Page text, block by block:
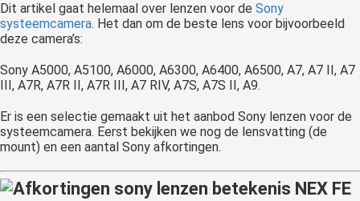
Dit artikel gaat helemaal over lenzen voor de Sony
systeemcamera. Het dan om de beste lens voor bijvoorbeeld
deze camera’s:
Sony A5000, A5100, A6000, A6300, A6400, A6500, A7, A7 II, A7
III, A7R, A7R II, A7R III, A7 RIV, A7S, A7S II, A9.
Er is een selectie gemaakt uit het aanbod Sony lenzen voor de
systeemcamera. Eerst bekijken we nog de lensvatting (de
mount) en een aantal Sony afkortingen.